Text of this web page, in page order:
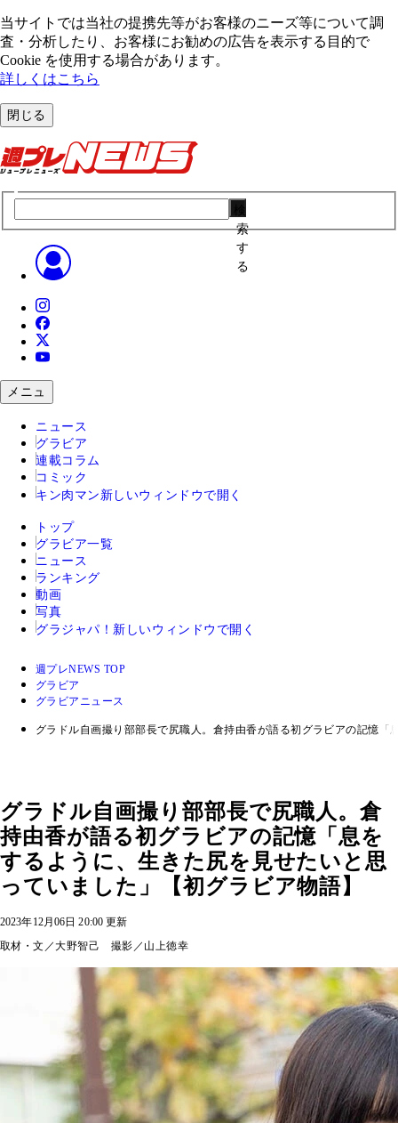
当サイトでは当社の提携先等がお客様のニーズ等について調
査・分析したり、お客様にお勧めの広告を表⽰する⽬的で
Cookie を使⽤する場合があります。
詳しくはこちら
閉じる
索
す
る
メニュ
ニュース
グラビア
連載コラム
コミック
キン肉マン 新しいウィンドウで開く
トップ
グラビア一覧
ニュース
ランキング
動画
写真
グラジャパ！ 新しいウィンドウで開く
週プレNEWS TOP
グラビア
グラビアニュース
グラドル自画撮り部部長で尻職人。倉持由香が語る初グラビアの記憶
グラドル自画撮り部部長で尻職人。倉
持由香が語る初グラビアの記憶「息を
するように、生きた尻を見せたいと思
っていました」【初グラビア物語】
2023年12月06日 20:00 更新
取材・文／大野智己 撮影／山上徳幸